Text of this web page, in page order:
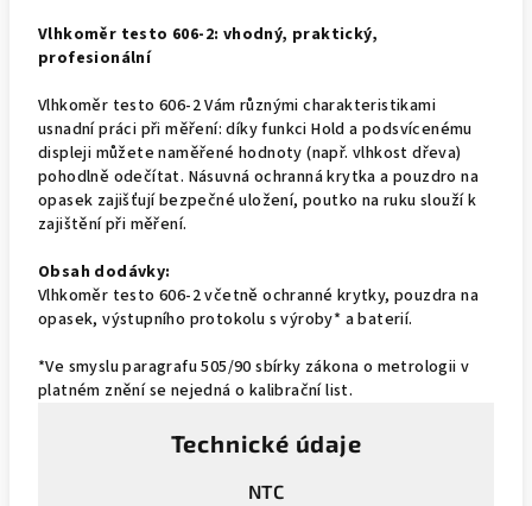
Vlhkoměr testo 606-2: vhodný, praktický,
profesionální
Vlhkoměr testo 606-2 Vám různými charakteristikami
usnadní práci při měření: díky funkci Hold a podsvícenému
displeji můžete naměřené hodnoty (např. vlhkost dřeva)
pohodlně odečítat. Násuvná ochranná krytka a pouzdro na
opasek zajišťují bezpečné uložení, poutko na ruku slouží k
zajištění při měření.
Obsah dodávky:
Vlhkoměr testo 606-2 včetně ochranné krytky, pouzdra na
opasek, výstupního protokolu s výroby* a baterií.
*Ve smyslu paragrafu 505/90 sbírky zákona o metrologii v
platném znění se nejedná o kalibrační list.
Technické údaje
NTC